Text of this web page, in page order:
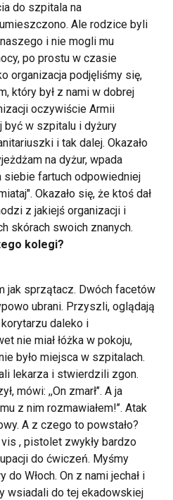
do szpitala na
Ale rodzice byli
i nie mogli mu
po prostu w czasie
organizacja podjęliśmy się,
który był z nami w dobrej
oczywiście Armii
być w szpitalu i dyżury
i tak dalej. Okazało
na dyżur, wpada
siebie fartuch odpowiedniej
Okazało się, że ktoś dał
z jakiejś organizacji i
skórach swoich znanych.
kolegi?
jak sprzątacz. Dwóch facetów
ubrani. Przyszli, oglądają
daleko i
nie miał łóżka w pokoju,
było miejsca w szpitalach.
lekarza i stwierdzili zgon.
mówi: ,,On zmarł’’. A ja
z nim rozmawiałem!’’. Atak
A z czego to powstało?
, pistolet zwykły bardzo
do ćwiczeń. Myśmy
Włoch. On z nami jechał i
wsiadali do tej ekadowskiej